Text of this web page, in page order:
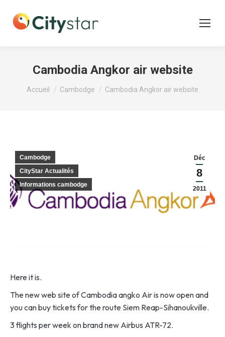
Cambodia Angkor air website
Vous êtes ici :
Accueil Cambodge Cambodia Angkor air website
Déc
8
2011
Cambodge
CityStar Actualités
Informations cambodge
Here it is.
The new web site of Cambodia angko Air is now open and
you can buy tickets for the route Siem Reap-Sihanoukville.
3 flights per week on brand new Airbus ATR-72.